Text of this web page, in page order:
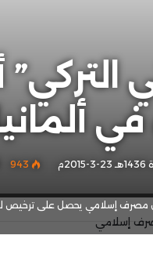
943
مصرف إسلامي يحصل على ترخيص